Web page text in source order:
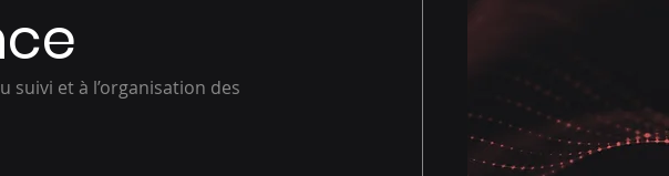
suivi et à l’organisation des